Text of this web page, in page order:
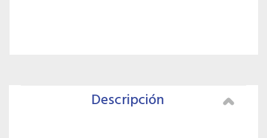
Descripción